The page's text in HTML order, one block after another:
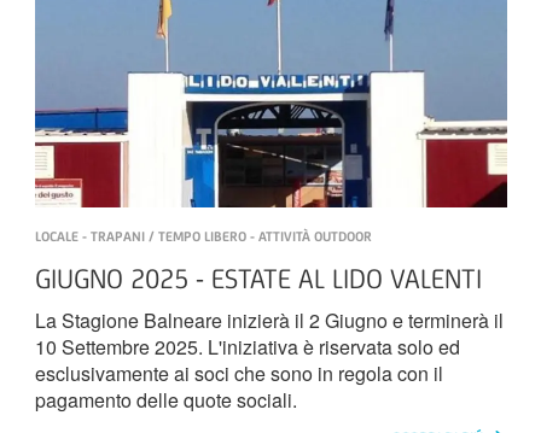
LOCALE - TRAPANI / TEMPO LIBERO - ATTIVITÀ OUTDOOR
GIUGNO 2025 - ESTATE AL LIDO VALENTI
La Stagione Balneare inizierà il 2 Giugno e terminerà il
10 Settembre 2025. L'iniziativa è riservata solo ed
esclusivamente ai soci che sono in regola con il
pagamento delle quote sociali.